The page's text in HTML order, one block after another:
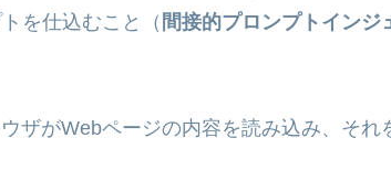
を仕込むこと（ 間接的プロンプトインジ
ザがWebページの内容を読み込み、そ